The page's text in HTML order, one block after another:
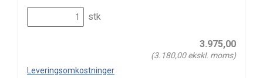
stk
3.975,00
(3.180,00ekskl. moms)
Leveringsomkostninger